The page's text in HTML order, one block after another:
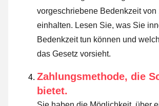
vorgeschriebene Bedenkzeit von
einhalten. Lesen Sie, was Sie
Bedenkzeit tun können und
das Gesetz vorsieht.
Zahlungsmethode, die
bietet.